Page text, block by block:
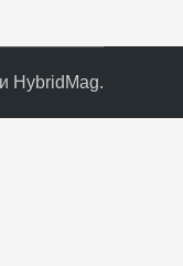
и HybridMag.